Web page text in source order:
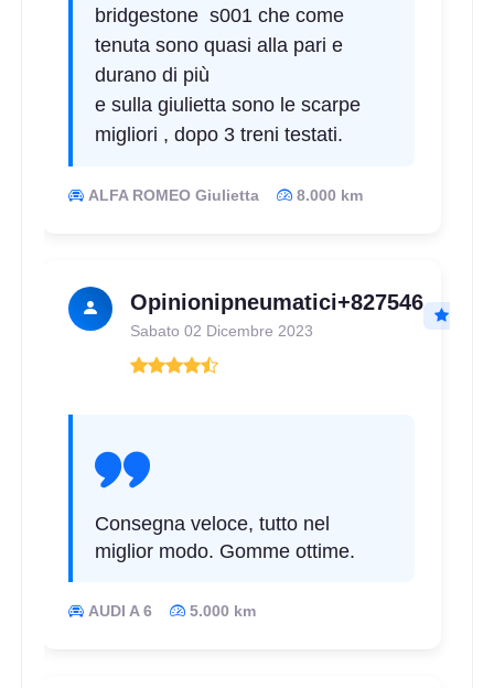
bridgestone s001 che come
tenuta sono quasi alla pari e
durano di più
e sulla giulietta sono le scarpe
migliori , dopo 3 treni testati.
ALFA ROMEO Giulietta 8.000 km
Opinionipneumatici+827546
Sabato 02 Dicembre 2023
Consegna veloce, tutto nel
miglior modo. Gomme ottime.
AUDI A 6 5.000 km